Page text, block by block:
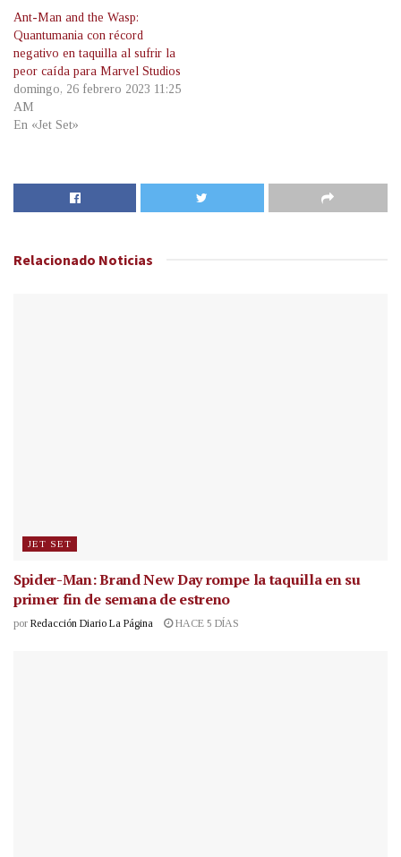
Ant-Man and the Wasp:
Quantumania con récord
negativo en taquilla al sufrir la
peor caída para Marvel Studios
domingo, 26 febrero 2023 11:25
AM
En «Jet Set»
Relacionado Noticias
JET SET
Spider-Man: Brand New Day rompe la taquilla en su
primer fin de semana de estreno
por Redacción Diario La Página HACE 5 DÍAS